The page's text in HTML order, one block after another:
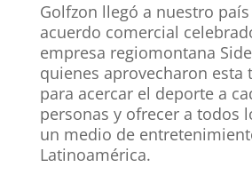
Golfzon llegó a nuestro
acuerdo comercial
empresa regiomontana
quienes aprovecharon esta
para acercar el deporte a
personas y ofrecer a todos
un medio de
Latinoamérica.